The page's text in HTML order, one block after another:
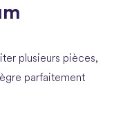
plusieurs pièces,
parfaitement